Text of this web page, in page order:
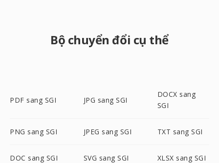
Bộ chuyển đổi cụ thể
PDF sang SGI JPG sang SGI
DOCX sang
SGI
PNG sang SGI JPEG sang SGI TXT sang SGI
DOC sang SGI SVG sang SGI XLSX sang SGI